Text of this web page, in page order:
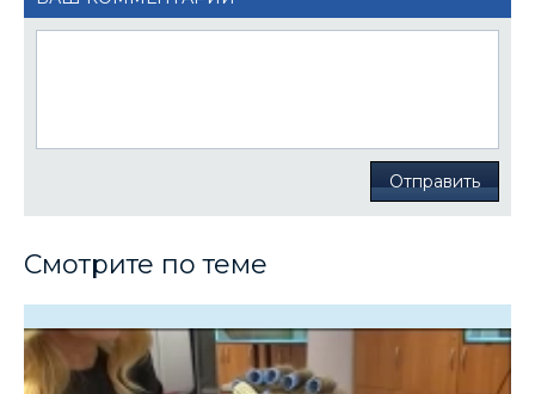
Отправить
Смотрите по теме